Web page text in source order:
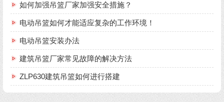
如何加强吊篮厂家加强安全措施？
电动吊篮如何才能适应复杂的工作环境！
电动吊篮安装办法
建筑吊篮厂家常见故障的解决方法
ZLP630建筑吊篮如何进行搭建